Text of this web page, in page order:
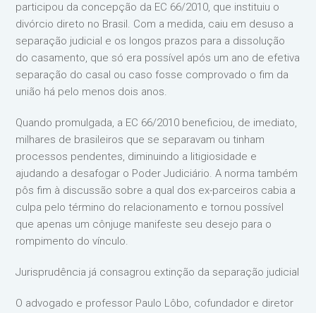
participou da concepção da EC 66/2010, que instituiu o
divórcio direto no Brasil. Com a medida, caiu em desuso a
separação judicial e os longos prazos para a dissolução
do casamento, que só era possível após um ano de efetiva
separação do casal ou caso fosse comprovado o fim da
união há pelo menos dois anos.
Quando promulgada, a EC 66/2010 beneficiou, de imediato,
milhares de brasileiros que se separavam ou tinham
processos pendentes, diminuindo a litigiosidade e
ajudando a desafogar o Poder Judiciário. A norma também
pôs fim à discussão sobre a qual dos ex-parceiros cabia a
culpa pelo término do relacionamento e tornou possível
que apenas um cônjuge manifeste seu desejo para o
rompimento do vínculo.
Jurisprudência já consagrou extinção da separação judicial
O advogado e professor Paulo Lôbo, cofundador e diretor